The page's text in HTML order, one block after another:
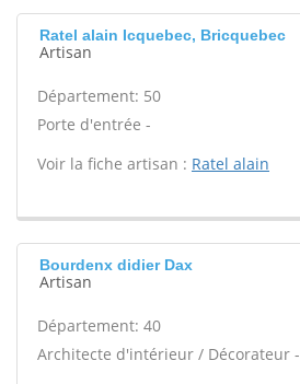
Ratel alain Icquebec, Bricquebec
Artisan
Département: 50
Porte d'entrée -
Voir la fiche artisan : Ratel alain
Bourdenx didier Dax
Artisan
Département: 40
Architecte d'intérieur / Décorateur -